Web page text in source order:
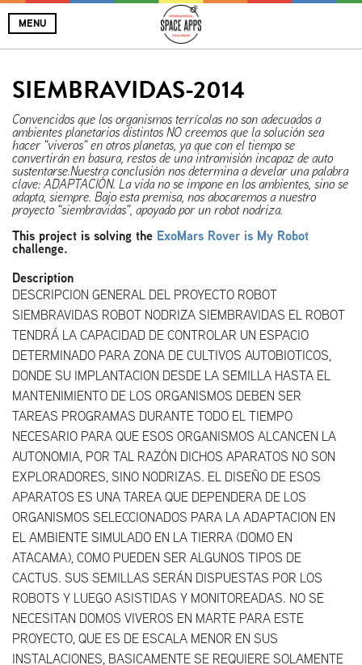
MENU
SIEMBRAVIDAS-2014
Convencidos que los organismos terrícolas no son adecuados a
ambientes planetarios distintos NO creemos que la solución sea
hacer "viveros" en otros planetas, ya que con el tiempo se
convertirán en basura, restos de una intromisión incapaz de auto
sustentarse.Nuestra conclusión nos determina a develar una palabra
clave: ADAPTACIÓN. La vida no se impone en los ambientes, sino se
adapta, siempre. Bajo esta premisa, nos abocaremos a nuestro
proyecto "siembravidas", apoyado por un robot nodriza.
This project is solving the ExoMars Rover is My Robot
challenge.
Description
DESCRIPCION GENERAL DEL PROYECTO ROBOT
SIEMBRAVIDAS ROBOT NODRIZA SIEMBRAVIDAS EL ROBOT
TENDRÁ LA CAPACIDAD DE CONTROLAR UN ESPACIO
DETERMINADO PARA ZONA DE CULTIVOS AUTOBIOTICOS,
DONDE SU IMPLANTACION DESDE LA SEMILLA HASTA EL
MANTENIMIENTO DE LOS ORGANISMOS DEBEN SER
TAREAS PROGRAMAS DURANTE TODO EL TIEMPO
NECESARIO PARA QUE ESOS ORGANISMOS ALCANCEN LA
AUTONOMIA, POR TAL RAZÓN DICHOS APARATOS NO SON
EXPLORADORES, SINO NODRIZAS. EL DISEÑO DE ESOS
APARATOS ES UNA TAREA QUE DEPENDERA DE LOS
ORGANISMOS SELECCIONADOS PARA LA ADAPTACION EN
EL AMBIENTE SIMULADO EN LA TIERRA (DOMO EN
ATACAMA), COMO PUEDEN SER ALGUNOS TIPOS DE
CACTUS. SUS SEMILLAS SERÁN DISPUESTAS POR LOS
ROBOTS Y LUEGO ASISTIDAS Y MONITOREADAS. NO SE
NECESITAN DOMOS VIVEROS EN MARTE PARA ESTE
PROYECTO, QUE ES DE ESCALA MENOR EN SUS
INSTALACIONES, BASICAMENTE SE REQUIERE SOLAMENTE